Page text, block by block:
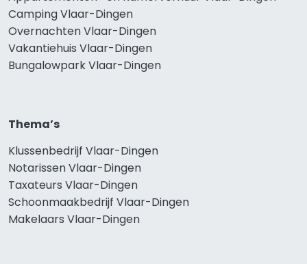
Camping Vlaar-Dingen
Overnachten Vlaar-Dingen
Vakantiehuis Vlaar-Dingen
Bungalowpark Vlaar-Dingen
Thema’s
Klussenbedrijf Vlaar-Dingen
Notarissen Vlaar-Dingen
Taxateurs Vlaar-Dingen
Schoonmaakbedrijf Vlaar-Dingen
Makelaars Vlaar-Dingen